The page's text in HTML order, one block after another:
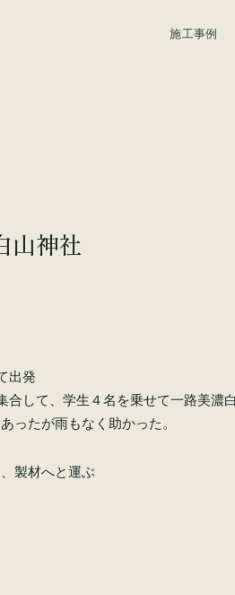
施工事例
山神社
出発
合して、学生４名を乗せて一路美濃
ったが雨もなく助かった。
製材へと運ぶ